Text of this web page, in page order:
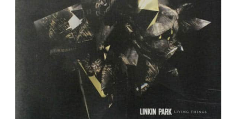
הוסף קו תחתון לקישורים
font_download סמן קישורים
לאפס
את
כל
האפשרויות